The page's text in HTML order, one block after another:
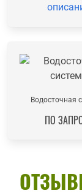
Водосточная
ПО